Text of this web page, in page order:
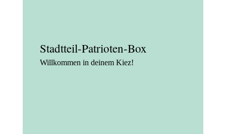
Stadtteil-Patrioten-Box
Willkommen in deinem Kiez!